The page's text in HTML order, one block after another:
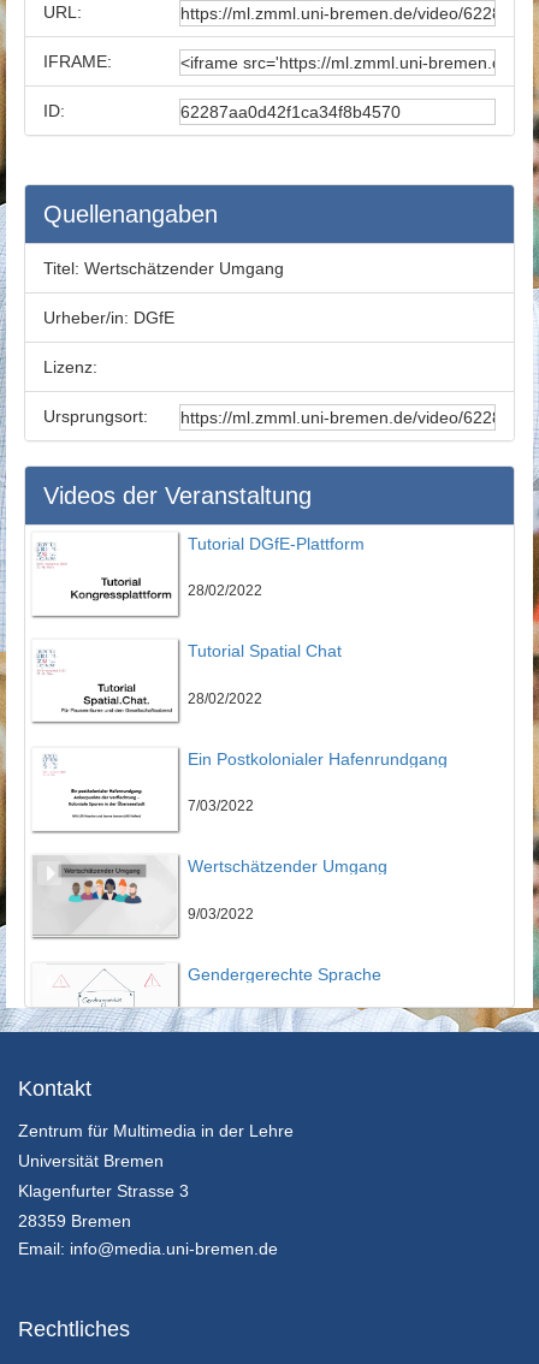
URL:
IFRAME:
ID:
Quellenangaben
Titel: Wertschätzender Umgang
Urheber/in: DGfE
Lizenz:
Ursprungsort:
Videos der Veranstaltung
Tutorial DGfE-Plattform
28/02/2022
Tutorial Spatial Chat
28/02/2022
Ein Postkolonialer Hafenrundgang
7/03/2022
Wertschätzender Umgang
9/03/2022
Gendergerechte Sprache
9/03/2022
9/03/2022
Kontakt
Zentrum für Multimedia in der Lehre
Universität Bremen
Klagenfurter Strasse 3
28359 Bremen
Email: info@media.uni-bremen.de
Rechtliches